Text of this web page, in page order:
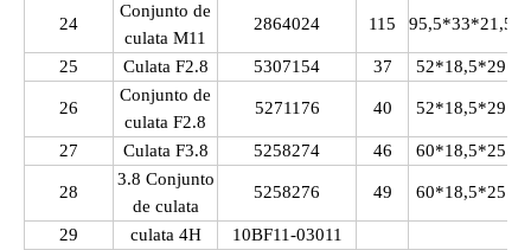
24
Conjunto de
culata M11
2864024 115 95,5*33*21,5
25 Culata F2.8 5307154 37 52*18,5*29
26
Conjunto de
culata F2.8
5271176 40 52*18,5*29
27 Culata F3.8 5258274 46 60*18,5*25
28
3.8 Conjunto
de culata
5258276 49 60*18,5*25
29 culata 4H 10BF11-03011